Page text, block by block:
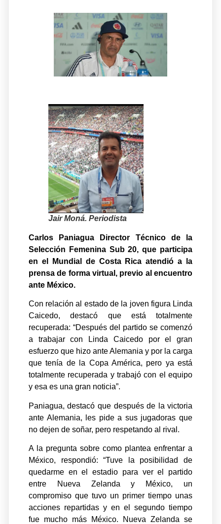
Jair Moná. Periodista
Carlos Paniagua Director Técnico de la
Selección Femenina Sub 20, que participa
en el Mundial de Costa Rica atendió a la
prensa de forma virtual, previo al encuentro
ante México.
Con relación al estado de la joven figura Linda
Caicedo, destacó que está totalmente
recuperada: “Después del partido se comenzó
a trabajar con Linda Caicedo por el gran
esfuerzo que hizo ante Alemania y por la carga
que tenía de la Copa América, pero ya está
totalmente recuperada y trabajó con el equipo
y esa es una gran noticia”.
Paniagua, destacó que después de la victoria
ante Alemania, les pide a sus jugadoras que
no dejen de soñar, pero respetando al rival.
A la pregunta sobre como plantea enfrentar a
México, respondió: “Tuve la posibilidad de
quedarme en el estadio para ver el partido
entre Nueva Zelanda y México, un
compromiso que tuvo un primer tiempo unas
acciones repartidas y en el segundo tiempo
fue mucho más México. Nueva Zelanda se